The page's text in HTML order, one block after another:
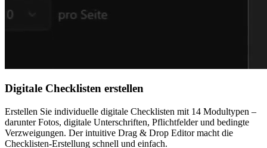
Digitale Checklisten erstellen
Erstellen Sie individuelle digitale Checklisten mit 14 Modultypen –
darunter Fotos, digitale Unterschriften, Pflichtfelder und bedingte
Verzweigungen. Der intuitive Drag & Drop Editor macht die
Checklisten-Erstellung schnell und einfach.